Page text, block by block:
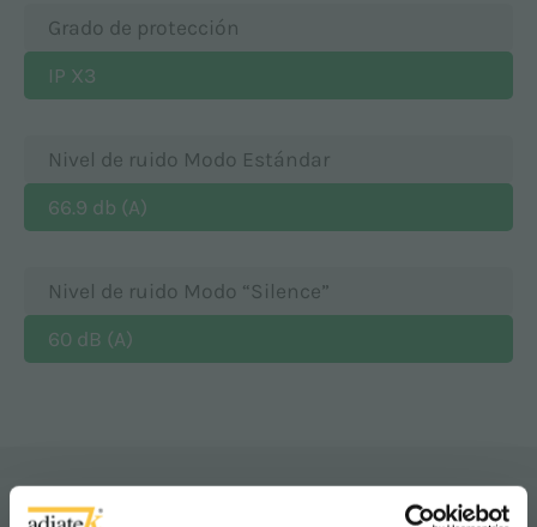
Grado de protección
IP X3
Nivel de ruido Modo Estándar
66.9 db (A)
Nivel de ruido Modo “Silence”
60 dB (A)